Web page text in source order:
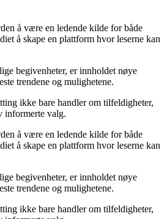
å være en ledende kilde for både
å skape en plattform hvor leserne kan
begivenheter, er innholdet nøye
trendene og mulighetene.
ikke bare handler om tilfeldigheter,
informerte valg.
å være en ledende kilde for både
å skape en plattform hvor leserne kan
begivenheter, er innholdet nøye
trendene og mulighetene.
ikke bare handler om tilfeldigheter,